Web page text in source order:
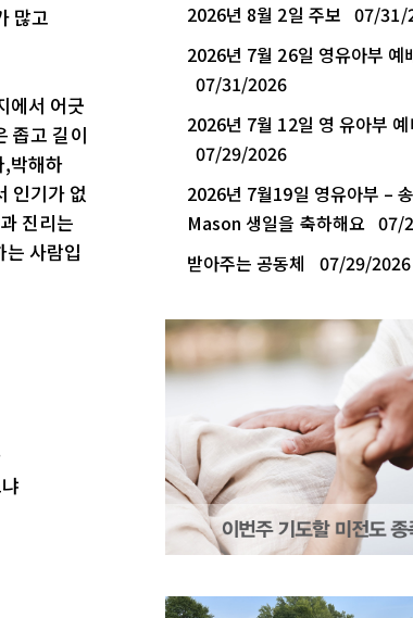
많고
에서 어긋
좁고 길이
,박해하
인기가 없
진리는
사람입
2026년 8월 2일 주보 07/31/
2026년 7월 26일 영유아부 예
07/31/2026
2026년 7월 12일 영 유아부 예
07/29/2026
2026년 7월19일 영유아부 –
Mason 생일을 축하해요 07/
받아주는 공동체
07/29/2026